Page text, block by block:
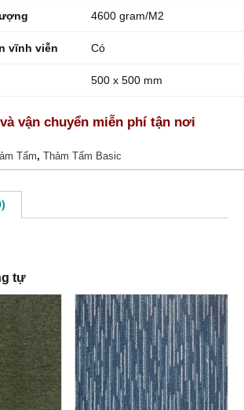
4600 gram/M2
vĩnh viễn Có
500 x 500 mm
vận chuyển miễn phí tận nơi
Tấm, Thảm Tấm Basic
tự